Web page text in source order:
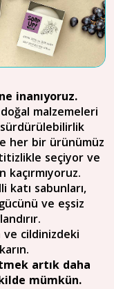
inanıyoruz.
malzemeleri
her bir ürünümüz
seçiyor ve
sabunları,
ve eşsiz
ve cildinizdeki
artık daha
mümkün.